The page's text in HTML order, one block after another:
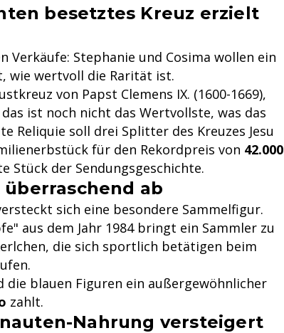
besetztes Kreuz erzielt
Verkäufe: Stephanie und Cosima wollen ein
wie wertvoll die Rarität ist.
von Papst Clemens IX. (1600-1669),
ist noch nicht das Wertvollste, was das
Reliquie soll drei Splitter des Kreuzes Jesu
für den Rekordpreis von 42.000
Stück der Sendungsgeschichte.
ab
sich eine besondere Sammelfigur.
aus dem Jahr 1984 bringt ein Sammler zu
die sich sportlich betätigen beim
die blauen Figuren ein außergewöhnlicher
zahlt.
Nahrung versteigert